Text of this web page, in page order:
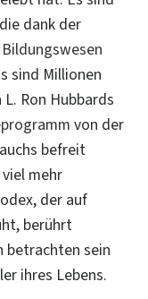
dank der
sind Millionen
Ron Hubbards
von der
befreit
mehr
der auf
berührt
betrachten sein
ihres Lebens.